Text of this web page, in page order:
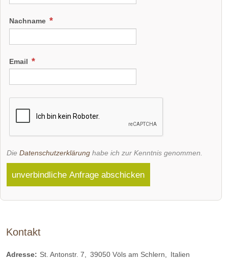
Nachname
Email
Die Datenschutzerklärung habe ich zur Kenntnis genommen.
unverbindliche Anfrage abschicken
Kontakt
Adresse: St. Antonstr. 7 39050 Völs am Schlern
Italien